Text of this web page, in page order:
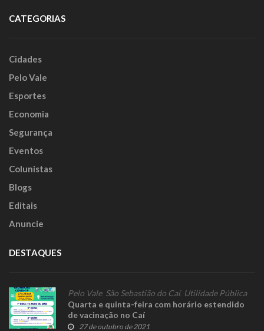
CATEGORIAS
Cidades
Pelo Vale
Esportes
Economia
Segurança
Eventos
Colunistas
Blogs
Editais
Anuncie
DESTAQUES
Pelo Vale, São Sebastião do Caí, Utilidade Pública
Quarta e quinta-feira com horário estendido
de vacinação no Caí
27 de outubro de 2021